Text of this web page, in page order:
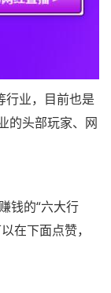
业，目前也是
的头部玩家、网
钱的“六大行
在下面点赞，